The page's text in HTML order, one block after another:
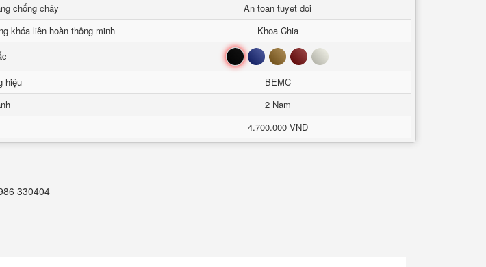
chống cháy
An toan tuyet doi
khóa liên hoàn thông minh
Khoa Chia
Đen Xanh Nâu Đỏ Trắng
hiệu
BEMC
2 Nam
4.700.000 VNĐ
330404